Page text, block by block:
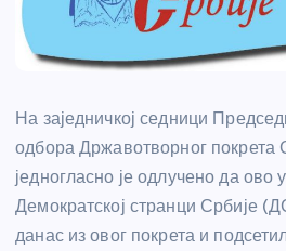
На заједничкој седници
одбора Државотворног
једногласно је одлучено да
Демократској странци Србије
данас из овог покрета и